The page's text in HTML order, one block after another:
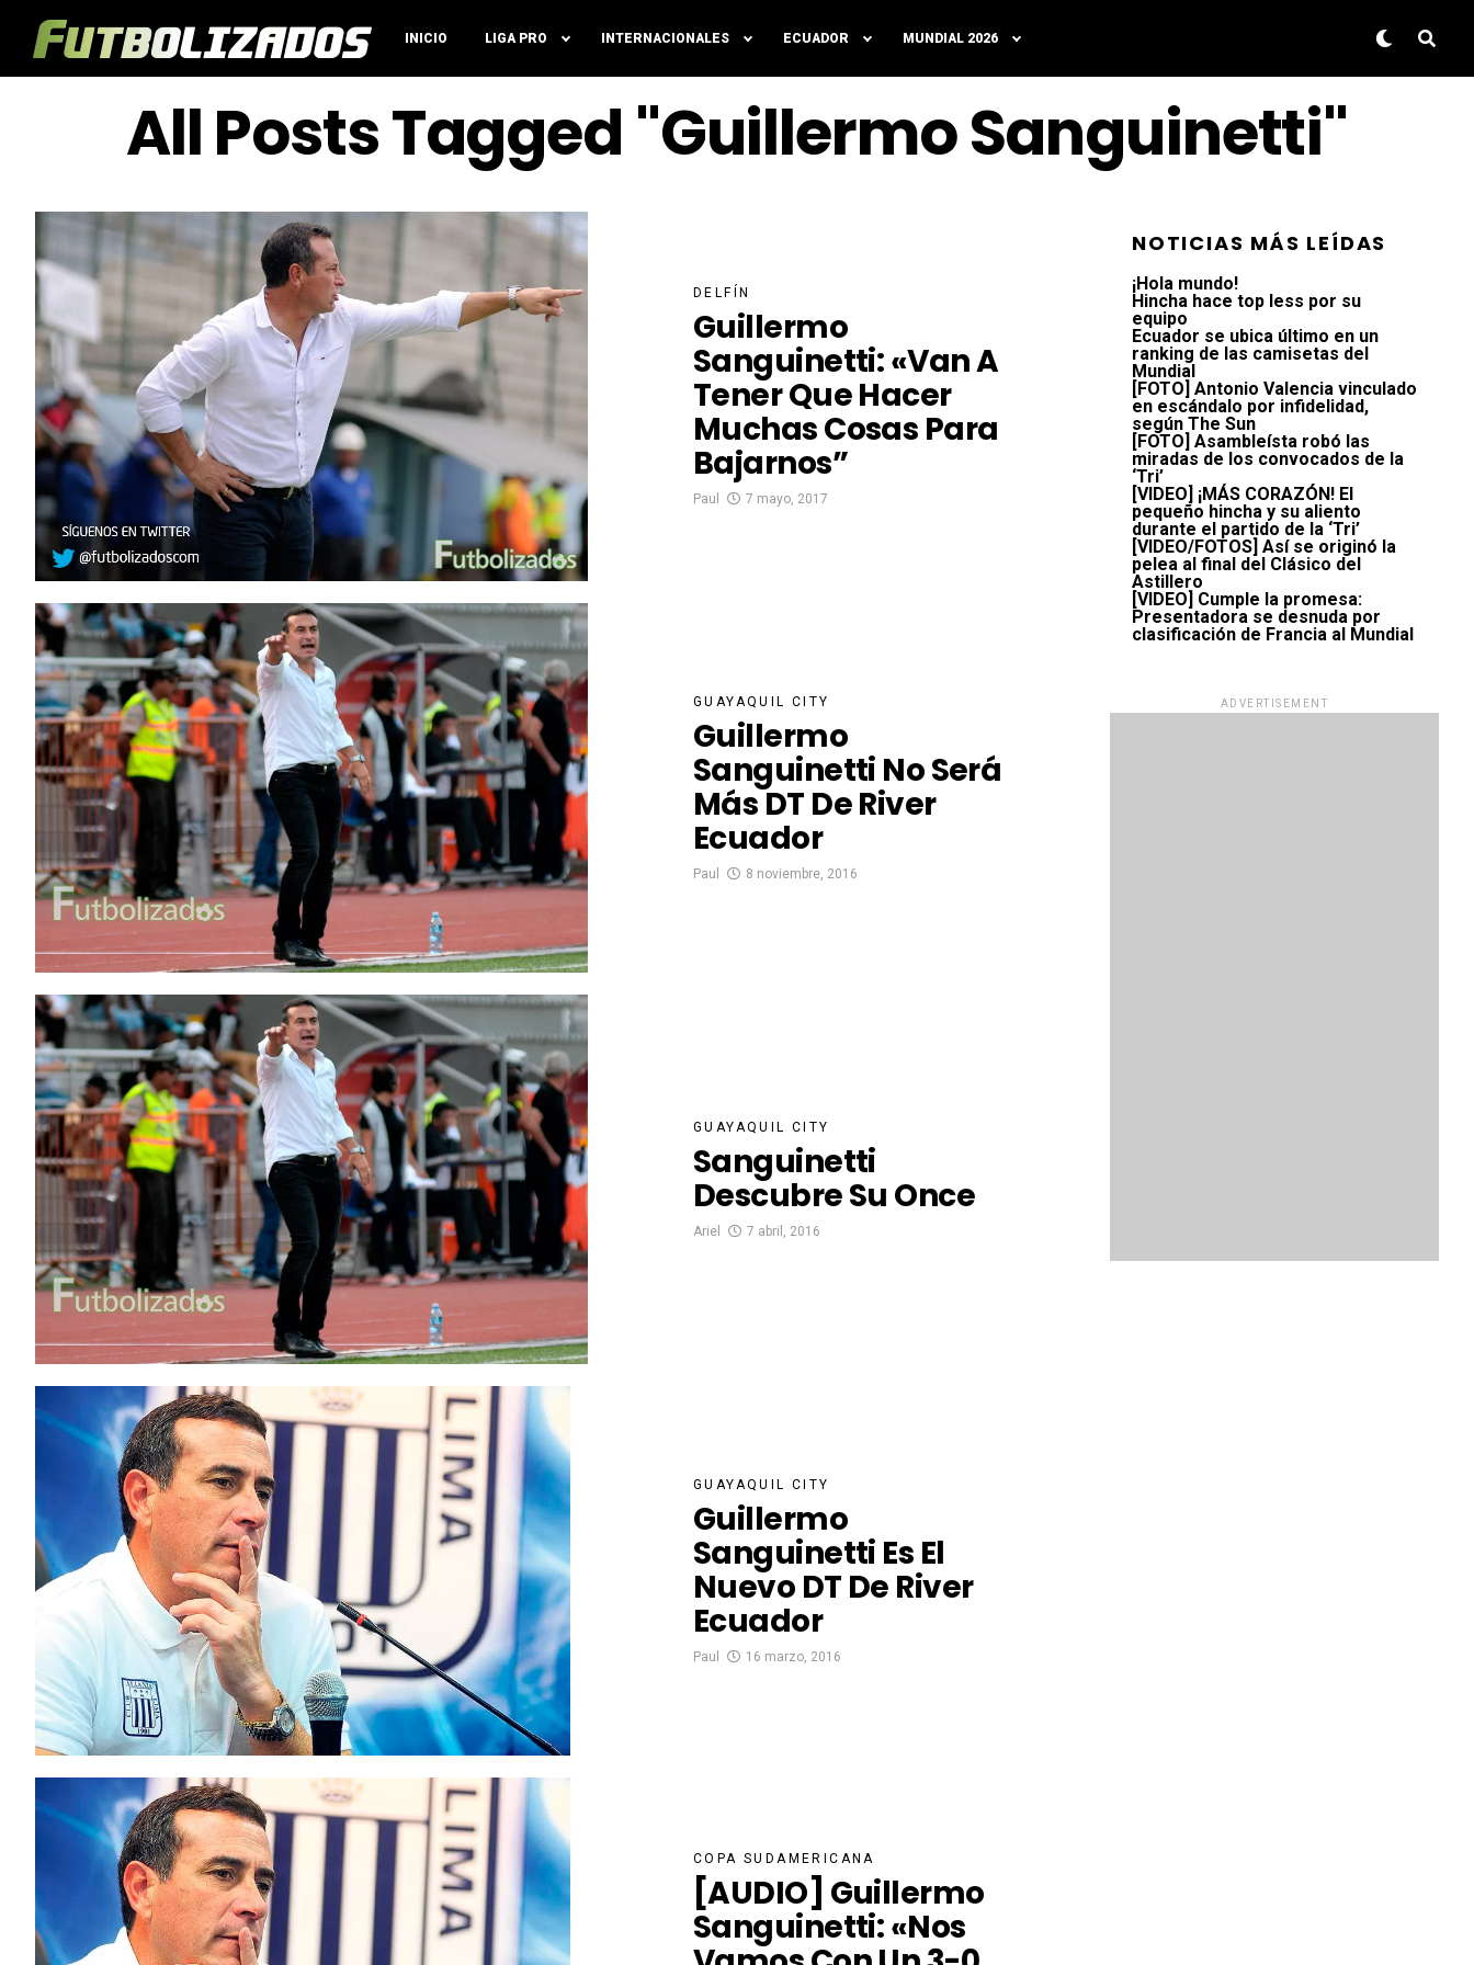
INICIO LIGA PRO INTERNACIONALES ECUADOR MUNDIAL 2026
All Posts Tagged "Guillermo Sanguinetti"
DELFÍN
Guillermo
Sanguinetti: «Van A
Tener Que Hacer
Muchas Cosas Para
Bajarnos”
Paul 7 mayo, 2017
GUAYAQUIL CITY
Guillermo
Sanguinetti No Será
Más DT De River
Ecuador
Paul 8 noviembre, 2016
GUAYAQUIL CITY
Sanguinetti
Descubre Su Once
Ariel 7 abril, 2016
GUAYAQUIL CITY
Guillermo
Sanguinetti Es El
Nuevo DT De River
Ecuador
Paul 16 marzo, 2016
COPA SUDAMERICANA
[AUDIO] Guillermo
Sanguinetti: «Nos
NOTICIAS MÁS LEÍDAS
¡Hola mundo!
Hincha hace top less por su
equipo
Ecuador se ubica último en un
ranking de las camisetas del
Mundial
[FOTO] Antonio Valencia vinculado
en escándalo por infidelidad,
según The Sun
[FOTO] Asambleísta robó las
miradas de los convocados de la
‘Tri’
[VIDEO] ¡MÁS CORAZÓN! El
pequeño hincha y su aliento
durante el partido de la ‘Tri’
[VIDEO/FOTOS] Así se originó la
pelea al final del Clásico del
Astillero
[VIDEO] Cumple la promesa:
Presentadora se desnuda por
clasificación de Francia al Mundial
ADVERTISEMENT